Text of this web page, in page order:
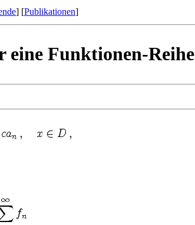
] [Publikationen]
Funktionen-Reihe